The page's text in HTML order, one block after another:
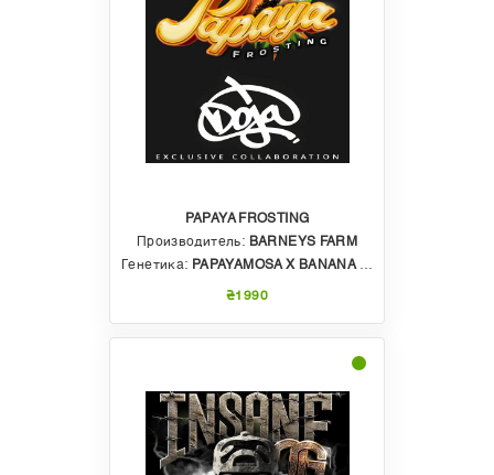
PAPAYA FROSTING
Производитель: BARNEYS FARM
Генетика: PAPAYAMOSA X BANANA FROSTING
₴1990